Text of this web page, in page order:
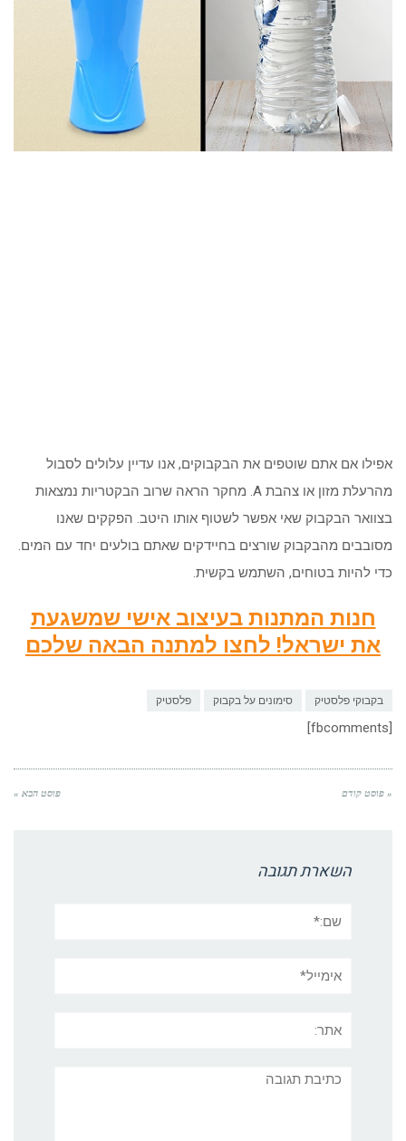
אפילו אם אתם שוטפים את הבקבוקים, אנו עדיין עלולים לסבול
מהרעלת מזון או צהבת A. מחקר הראה שרוב הבקטריות נמצאות
בצוואר הבקבוק שאי אפשר לשטוף אותו היטב. הפקקים שאנו
מסובבים מהבקבוק שורצים בחיידקים שאתם בולעים יחד עם המים.
כדי להיות בטוחים, השתמש בקשית.
חנות המתנות בעיצוב אישי שמשגעת
את ישראל! לחצו למתנה הבאה שלכם
בקבוקי פלסטיק סימונים על בקבוק פלסטיק
[fbcomments]
« פוסט קודם פוסט הבא »
השארת תגובה
תגובה